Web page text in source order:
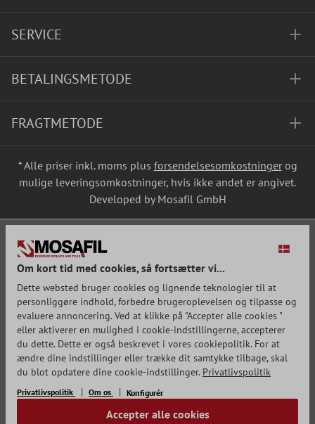
SERVICE
BETALINGSMETODE
FRAGTMETODE
* Alle priser inkl. moms plus forsendelsesomkostningerog
mulige leveringsomkostninger, hvis ikke andet er angivet.
Developed by Mosafil GmbH
Om kort tid med cookies, så fortsætter vi...
Dette websted bruger cookies og lignende teknologier til at
personliggøre indhold, forbedre brugeroplevelsen og tilpasse og
evaluere annoncering. Ved at klikke på "Accepter alle cookies "
eller aktiverer en mulighed i cookie-indstillingerne, accepterer
du dette. Dette er også beskrevet i vores cookiepolitik. For at
ændre dine indstillinger eller trække dit samtykke tilbage, skal
du blot opdatere dine cookie-indstillinger. Privatlivspolitik
Privatlivspolitik Om os Konfigurér
Accepter alle cookies